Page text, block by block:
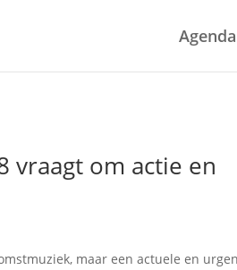
Agenda
vraagt om actie en
maar een actuele en